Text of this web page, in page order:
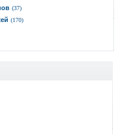
(37)
(170)